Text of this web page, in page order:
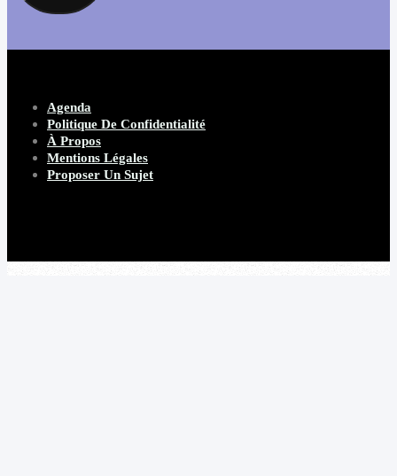
Agenda
Politique De Confidentialité
À Propos
Mentions Légales
Proposer Un Sujet